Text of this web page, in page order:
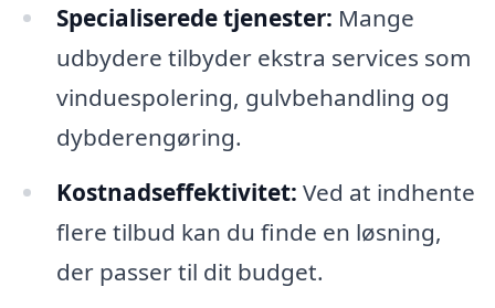
Specialiserede tjenester: Mange
udbydere tilbyder ekstra services som
vinduespolering, gulvbehandling og
dybderengøring.
Kostnadseffektivitet: Ved at indhente
flere tilbud kan du finde en løsning,
der passer til dit budget.